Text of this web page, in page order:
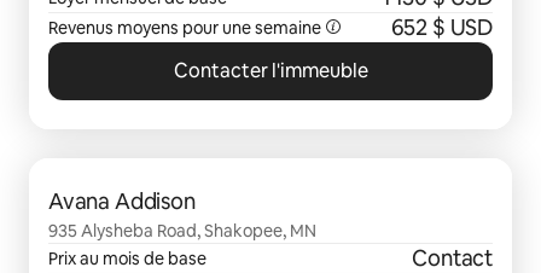
Revenus moyens pour une semaine 652 $ USD
Contacter l'immeuble
Avana Addison
935 Alysheba Road, Shakopee, MN
Prix au mois de base
Contact